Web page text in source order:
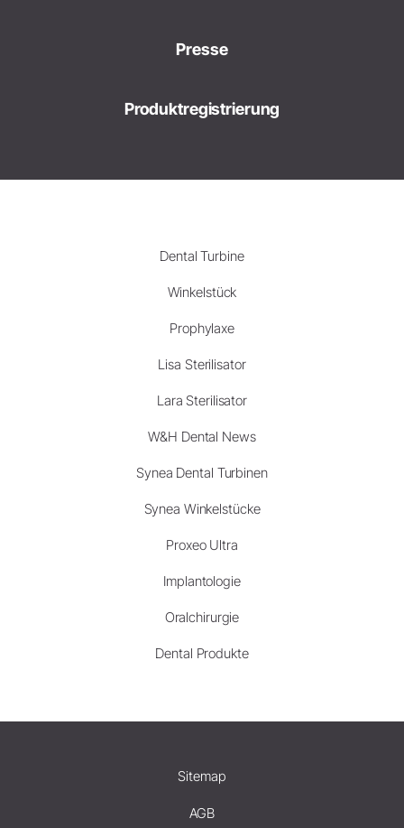
Presse
Produktregistrierung
Dental Turbine
Winkelstück
Prophylaxe
Lisa Sterilisator
Lara Sterilisator
W&H Dental News
Synea Dental Turbinen
Synea Winkelstücke
Proxeo Ultra
Implantologie
Oralchirurgie
Dental Produkte
Sitemap
AGB